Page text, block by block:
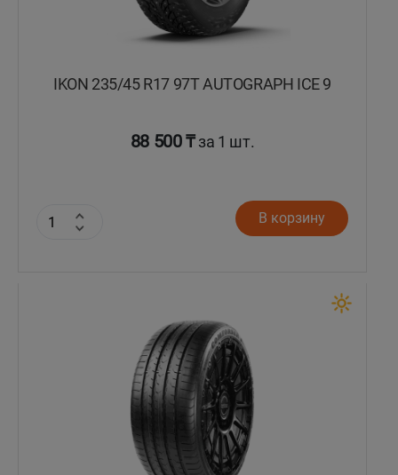
IKON 235/45 R17 97T AUTOGRAPH ICE 9
88 500 ₸за 1 шт.
В корзину